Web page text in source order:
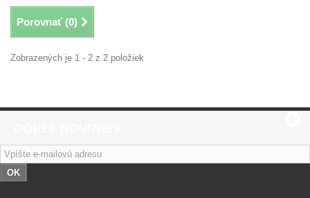
Porovnať (0)
Zobrazených je 1 - 2 z 2 položiek
OK